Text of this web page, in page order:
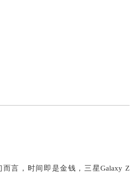
言，时间即是金钱，三星Galaxy Z